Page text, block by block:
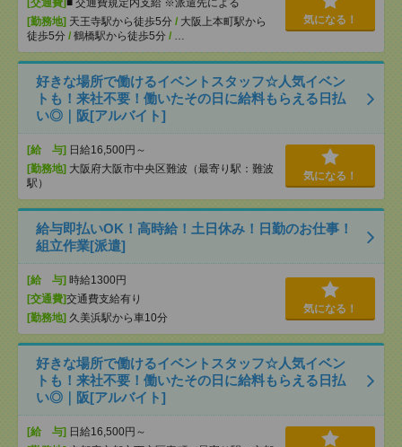
[交通費]■ 交通費規定内支給 ※派遣先による
[勤務地] 天王寺駅から徒歩5分 / 大阪上本町駅から
徒歩5分 / 鶴橋駅から徒歩5分 / …
気になる！
好きな場所で働けるイベントスタッフ☆人気イベン
トも！来社不要！働いたその日に給料もらえる日払
い◎｜阪[アルバイト]
[給 与] 日給16,500円～
[勤務地] 大阪府大阪市中央区難波（最寄り駅：難波
駅）
気になる！
給与即払いOK！高時給！土日休み！日勤のお仕事！
組立作業[派遣]
[給 与] 時給1300円
[交通費]交通費支給有り
[勤務地] 久美浜駅から車10分
気になる！
好きな場所で働けるイベントスタッフ☆人気イベン
トも！来社不要！働いたその日に給料もらえる日払
い◎｜阪[アルバイト]
[給 与] 日給16,500円～